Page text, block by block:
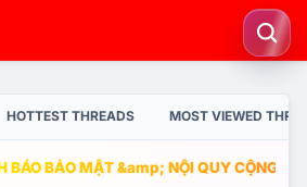
HOTTEST THREADS MOST VIEWED
BÁO BẢO MẬT &amp; NỘI QUY CỘNG